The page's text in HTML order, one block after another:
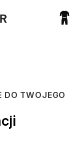
DO TWOJEGO